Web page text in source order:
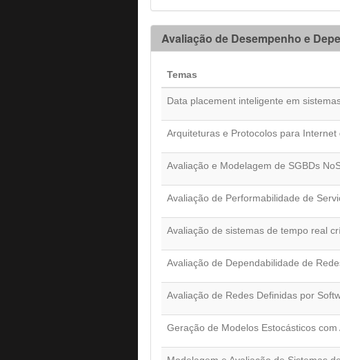
Avaliação de Desempenho e
Temas
Data placement inteligente em
Arquiteturas e Protocolos para Internet
Avaliação e Modelagem de SGBDs
Avaliação de Performabilidade de
Avaliação de sistemas de tempo real
Avaliação de Dependabilidade de
Avaliação de Redes Definidas por
Geração de Modelos Estocásticos